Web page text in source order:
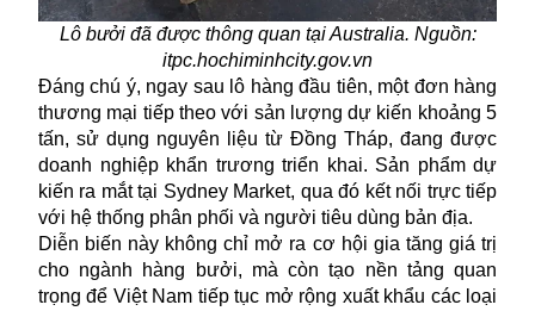
Lô bưởi đã được thông quan tại Australia. Nguồn:
itpc.hochiminhcity.gov.vn
Đáng chú ý, ngay sau lô hàng đầu tiên, một đơn hàng
thương mại tiếp theo với sản lượng dự kiến khoảng 5
tấn, sử dụng nguyên liệu từ Đồng Tháp, đang được
doanh nghiệp khẩn trương triển khai. Sản phẩm dự
kiến ra mắt tại Sydney Market, qua đó kết nối trực tiếp
với hệ thống phân phối và người tiêu dùng bản địa.
Diễn biến này không chỉ mở ra cơ hội gia tăng giá trị
cho ngành hàng bưởi, mà còn tạo nền tảng quan
trọng để Việt Nam tiếp tục mở rộng xuất khẩu các loại